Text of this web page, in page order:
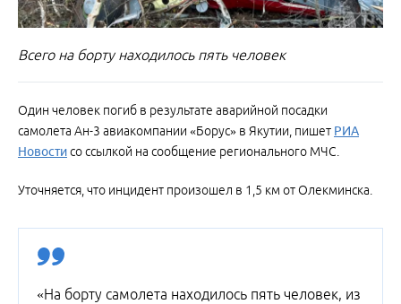
Всего на борту находилось пять человек
Один человек погиб в результате аварийной посадки
самолета Ан-3 авиакомпании «Борус» в Якутии, пишет РИА
Новостисо ссылкой на сообщение регионального МЧС.
Уточняется, что инцидент произошел в 1,5 км от Олекминска.
«На борту самолета находилось пять человек, из